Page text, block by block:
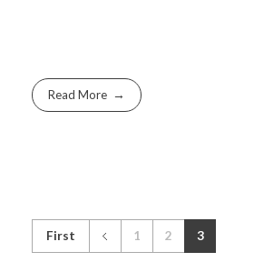
Read More
First 1 2 3